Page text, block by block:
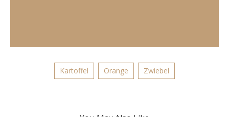
Kartoffel Orange Zwiebel